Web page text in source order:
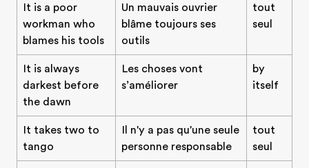
It is a poor
workman who
blames his tools
Un mauvais ouvrier
blâme toujours ses
outils
tout
seul
It is always
darkest before
the dawn
Les choses vont
s’améliorer
by
itself
It takes two to
tango
Il n'y a pas qu'une seule
personne responsable
tout
seul